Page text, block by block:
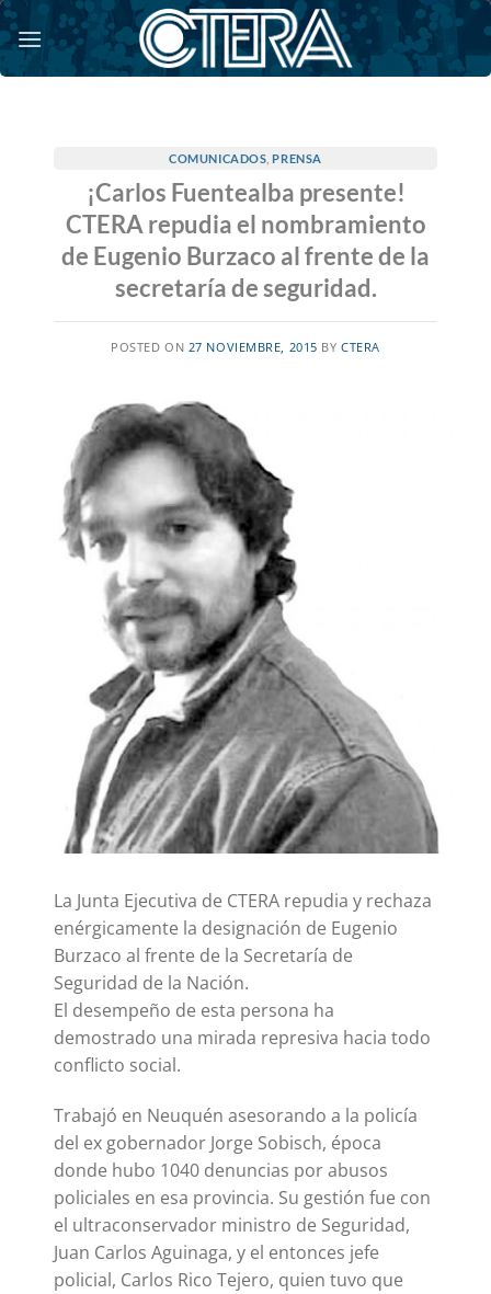
Saltar
al
contenido
COMUNICADOS ,PRENSA
¡Carlos Fuentealba presente!
CTERA repudia el nombramiento
de Eugenio Burzaco al frente de la
secretaría de seguridad.
POSTED ON 27 NOVIEMBRE, 2015 BYCTERA
La Junta Ejecutiva de CTERA repudia y rechaza
enérgicamente la designación de Eugenio
Burzaco al frente de la Secretaría de
Seguridad de la Nación.
El desempeño de esta persona ha
demostrado una mirada represiva hacia todo
conflicto social.
Trabajó en Neuquén asesorando a la policía
del ex gobernador Jorge Sobisch, época
donde hubo 1040 denuncias por abusos
policiales en esa provincia. Su gestión fue con
el ultraconservador ministro de Seguridad,
Juan Carlos Aguinaga, y el entonces jefe
policial, Carlos Rico Tejero, quien tuvo que